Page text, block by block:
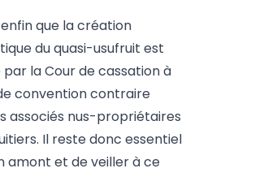
que la création
du quasi-usufruit est
la Cour de cassation à
convention contraire
associés nus-propriétaires
Il reste donc essentiel
amont et de veiller à ce